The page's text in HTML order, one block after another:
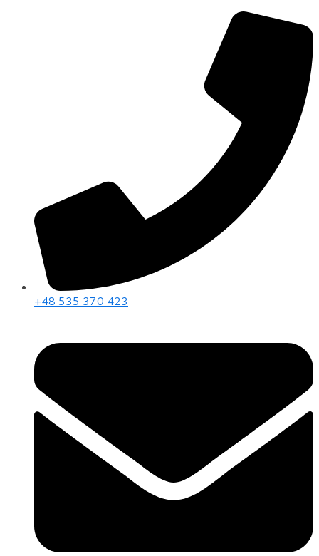
+48 535 370 423